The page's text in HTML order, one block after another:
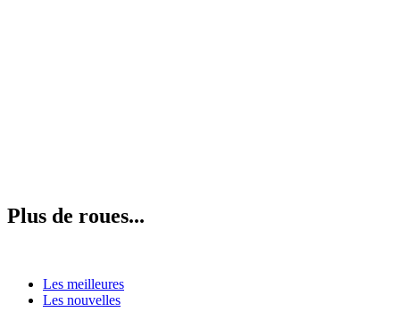
Plus de roues...
Les meilleures
Les nouvelles